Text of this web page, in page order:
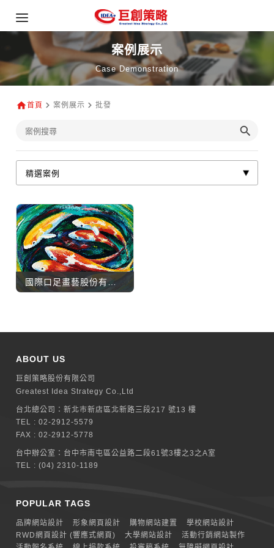
案例展示
Case Demonstration
首頁 案例展示 批發
國際口足畫藝股份有限公司
ABOUT US
巨創策略股份有限公司
Greatest Idea Strategy Co.,Ltd
台北總公司：新北巿新店區北新路三段217 號13 樓
TEL :02-2912-5579
FAX : 02-2912-5778
台中辦公室： 台中市南屯區公益路二段61號3樓之3之A室
TEL :(04) 2310-1189
POPULAR TAGS
品牌網站設計 形象網頁設計 購物網站建置
學校網站設計
RWD網頁設計 (響應式網頁)
大學網站設計
活動行銷網站製作